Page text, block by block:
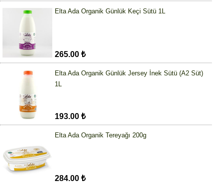
Elta Ada Organik Günlük Keçi Sütü 1L
265.00 ₺
Elta Ada Organik Günlük Jersey İnek Sütü (A2 Süt)
1L
193.00 ₺
Elta Ada Organik Tereyağı 200g
284.00 ₺